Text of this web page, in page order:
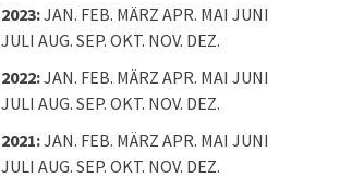
2023:JAN. FEB. MÄRZ APR. MAI JUNI
JULI AUG. SEP. OKT. NOV. DEZ.
2022:JAN. FEB. MÄRZ APR. MAI JUNI
JULI AUG. SEP. OKT. NOV. DEZ.
2021:JAN. FEB. MÄRZ APR. MAI JUNI
JULI AUG. SEP. OKT. NOV. DEZ.